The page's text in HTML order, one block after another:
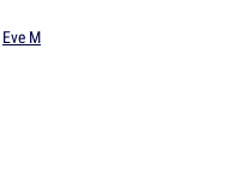
Eve M